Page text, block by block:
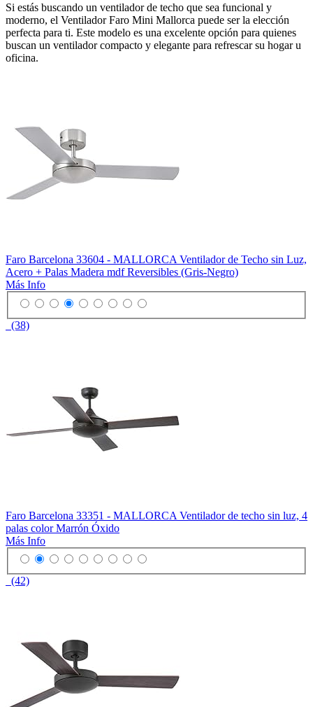
Si estás buscando un ventilador de techo que sea funcional y
moderno, el Ventilador Faro Mini Mallorca puede ser la elección
perfecta para ti. Este modelo es una excelente opción para quienes
buscan un ventilador compacto y elegante para refrescar su hogar u
oficina.
Faro Barcelona 33604 - MALLORCA Ventilador de Techo sin Luz,
Acero + Palas Madera mdf Reversibles (Gris-Negro)
Más Info
(38)
Faro Barcelona 33351 - MALLORCA Ventilador de techo sin luz, 4
palas color Marrón Óxido
Más Info
(42)